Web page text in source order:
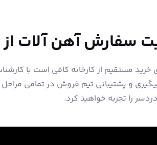
سفارش آهن آلات
خرید مستقیم از کارخانه کافی است با
و پشتیبانی تیم فروش در تمامی
را تجربه خواهید کرد.